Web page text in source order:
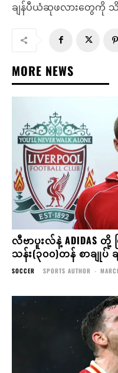
ချန်ပီယံဆုဖလားတွေကို သိ
MORE NEWS
လီဗာပူးလ်နဲ့ ADIDAS တို့
သန်း(၃၀၀)တန် စာချုပ်
SOCCER SPORTS AUTHOR -